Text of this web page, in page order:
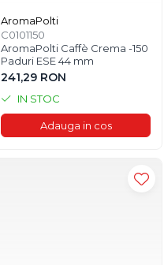
AromaPolti
C0101150
AromaPolti Caffè Crema -150
Paduri ESE 44 mm
241,29 RON
IN STOC
Adauga in cos